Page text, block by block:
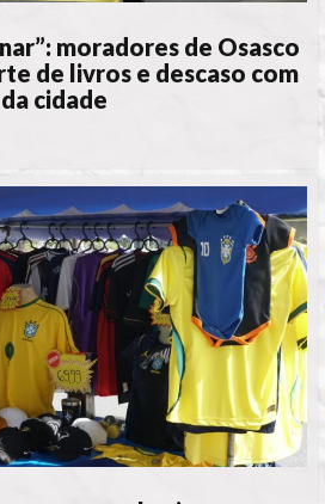
moradores de Osasco
de livros e descaso com
cidade